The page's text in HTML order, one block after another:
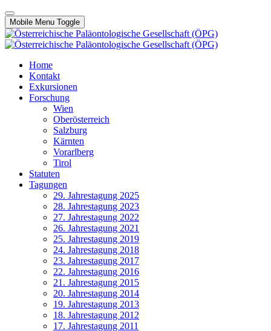
Mobile Menu Toggle
Home
Kontakt
Exkursionen
Forschung
Wien
Oberösterreich
Salzburg
Kärnten
Vorarlberg
Tirol
Statuten
Tagungen
29. Jahrestagung 2025
28. Jahrestagung 2023
27. Jahrestagung 2022
26. Jahrestagung 2021
25. Jahrestagung 2019
24. Jahrestagung 2018
23. Jahrestagung 2017
22. Jahrestagung 2016
21. Jahrestagung 2015
20. Jahrestagung 2014
19. Jahrestagung 2013
18. Jahrestagung 2012
17. Jahrestagung 2011